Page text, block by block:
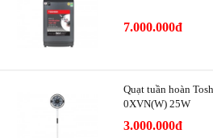
nghệ giặt
trình giặt:
sinh lồng giặt
7.000.000đ
Quạt tuần hoàn
0XVN(W) 25W
3.000.000đ